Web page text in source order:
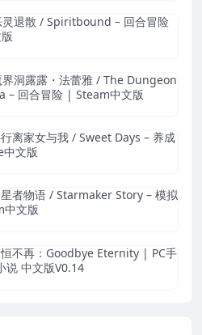
灵退散 / Spiritbound – 回合冒险
界洞露露・法蕾雅 / The Dungeon
– 回合冒险 | Steam中文版
离家女与我 / Sweet Days – 养成
文版
者物语 / Starmaker Story – 模拟
文版
不再：Goodbye Eternity | PC手
说 中文版V0.14